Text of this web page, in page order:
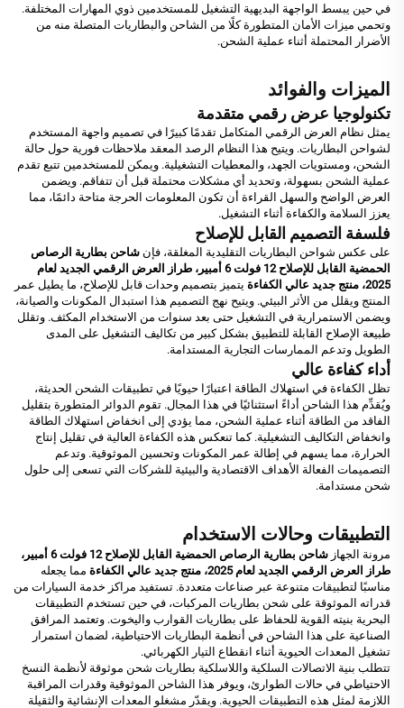
في حين يبسط الواجهة البديهية التشغيل للمستخدمين ذوي المهارات المختلفة.
وتحمي ميزات الأمان المتطورة كلًا من الشاحن والبطاريات المتصلة منه من
الأضرار المحتملة أثناء عملية الشحن.
الميزات والفوائد
تكنولوجيا عرض رقمي متقدمة
يمثل نظام العرض الرقمي المتكامل تقدمًا كبيرًا في تصميم واجهة المستخدم
لشواحن البطاريات. ويتيح هذا النظام الرصد المعقد ملاحظات فورية حول حالة
الشحن، ومستويات الجهد، والمعطيات التشغيلية. ويمكن للمستخدمين تتبع تقدم
عملية الشحن بسهولة، وتحديد أي مشكلات محتملة قبل أن تتفاقم. ويضمن
العرض الواضح والسهل القراءة أن تكون المعلومات الحرجة متاحة دائمًا، مما
يعزز السلامة والكفاءة أثناء التشغيل.
فلسفة التصميم القابل للإصلاح
على عكس شواحن البطاريات التقليدية المغلقة، فإن شاحن بطارية الرصاص
الحمضية القابل للإصلاح 12 فولت 6 أمبير، طراز العرض الرقمي الجديد لعام
2025، منتج جديد عالي الكفاءة
يتميز بتصميم وحدات قابل للإصلاح، ما يطيل عمر
المنتج ويقلل من الأثر البيئي. ويتيح نهج التصميم هذا استبدال المكونات والصيانة،
ويضمن الاستمرارية في التشغيل حتى بعد سنوات من الاستخدام المكثف. وتقلل
طبيعة الإصلاح القابلة للتطبيق بشكل كبير من تكاليف التشغيل على المدى
الطويل وتدعم الممارسات التجارية المستدامة.
أداء كفاءة عالي
تظل الكفاءة في استهلاك الطاقة اعتبارًا حيويًا في تطبيقات الشحن الحديثة،
ويُقدِّم هذا الشاحن أداءً استثنائيًا في هذا المجال. تقوم الدوائر المتطورة بتقليل
الفاقد من الطاقة أثناء عملية الشحن، مما يؤدي إلى انخفاض استهلاك الطاقة
وانخفاض التكاليف التشغيلية. كما تنعكس هذه الكفاءة العالية في تقليل إنتاج
الحرارة، مما يسهم في إطالة عمر المكونات وتحسين الموثوقية. وتدعم
التصميمات الفعالة الأهداف الاقتصادية والبيئية للشركات التي تسعى إلى حلول
شحن مستدامة.
التطبيقات وحالات الاستخدام
مرونة الجهاز
شاحن بطارية الرصاص الحمضية القابل للإصلاح 12 فولت 6 أمبير،
طراز العرض الرقمي الجديد لعام 2025، منتج جديد عالي الكفاءة
مما يجعله
مناسبًا لتطبيقات متنوعة عبر صناعات متعددة. تستفيد مراكز خدمة السيارات من
قدراته الموثوقة على شحن بطاريات المركبات، في حين تستخدم التطبيقات
البحرية بنيته القوية للحفاظ على بطاريات القوارب واليخوت. وتعتمد المرافق
الصناعية على هذا الشاحن في أنظمة البطاريات الاحتياطية، لضمان استمرار
تشغيل المعدات الحيوية أثناء انقطاع التيار الكهربائي.
تتطلب بنية الاتصالات السلكية واللاسلكية بطاريات شحن موثوقة لأنظمة النسخ
الاحتياطي في حالات الطوارئ، ويوفر هذا الشاحن الموثوقية وقدرات المراقبة
اللازمة لمثل هذه التطبيقات الحيوية. ويقدّر مشغلو المعدات الإنشائية والثقيلة